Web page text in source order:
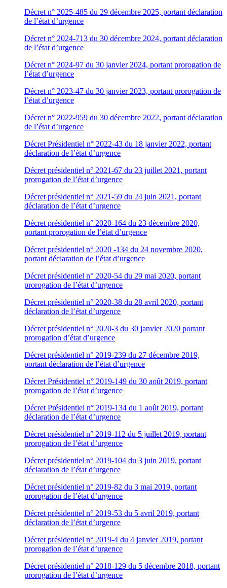
Décret n° 2025-485 du 29 décembre 2025, portant déclaration
de l’état d’urgence
Décret n° 2024-713 du 30 décembre 2024, portant déclaration
de l’état d’urgence
Décret n° 2024-97 du 30 janvier 2024, portant prorogation de
l’état d’urgence
Décret n° 2023-47 du 30 janvier 2023, portant prorogation de
l’état d’urgence
Décret n° 2022-959 du 30 décembre 2022, portant déclaration
de l’état d’urgence
Décret Présidentiel n° 2022-43 du 18 janvier 2022, portant
déclaration de l’état d’urgence
Décret présidentiel n° 2021-67 du 23 juillet 2021, portant
prorogation de l’état d’urgence
Décret présidentiel n° 2021-59 du 24 juin 2021, portant
déclaration de l’état d’urgence
Décret présidentiel n° 2020-164 du 23 décembre 2020,
portant prorogation de l’état d’urgence
Décret présidentiel n° 2020 -134 du 24 novembre 2020,
portant déclaration de l’état d’urgence
Décret présidentiel n° 2020-54 du 29 mai 2020, portant
prorogation de l’état d’urgence
Décret présidentiel n° 2020-38 du 28 avril 2020, portant
déclaration de l’état d’urgence
Décret présidentiel n° 2020-3 du 30 janvier 2020 portant
prorogation d’état d’urgence
Décret présidentiel n° 2019-239 du 27 décembre 2019,
portant déclaration de l’état d’urgence
Décret Présidentiel n° 2019-149 du 30 août 2019, portant
prorogation de l’état d’urgence
Décret Présidentiel n° 2019-134 du 1 août 2019, portant
déclaration de l’état d’urgence
Décret présidentiel n° 2019-112 du 5 juillet 2019, portant
prorogation de l’état d’urgence
Décret présidentiel n° 2019-104 du 3 juin 2019, portant
déclaration de l’état d’urgence
Décret présidentiel n° 2019-82 du 3 mai 2019, portant
prorogation de l’état d’urgence
Décret présidentiel n° 2019-53 du 5 avril 2019, portant
déclaration de l’état d’urgence
Décret présidentiel n° 2019-4 du 4 janvier 2019, portant
prorogation de l’état d’urgence
Décret présidentiel n° 2018-129 du 5 décembre 2018, portant
prorogation de l’état d’urgence